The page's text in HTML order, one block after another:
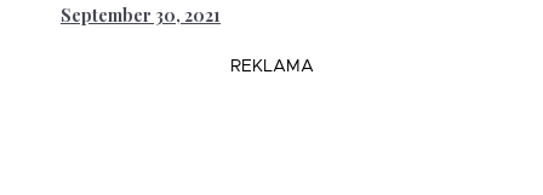
September 30, 2021
REKLAMA